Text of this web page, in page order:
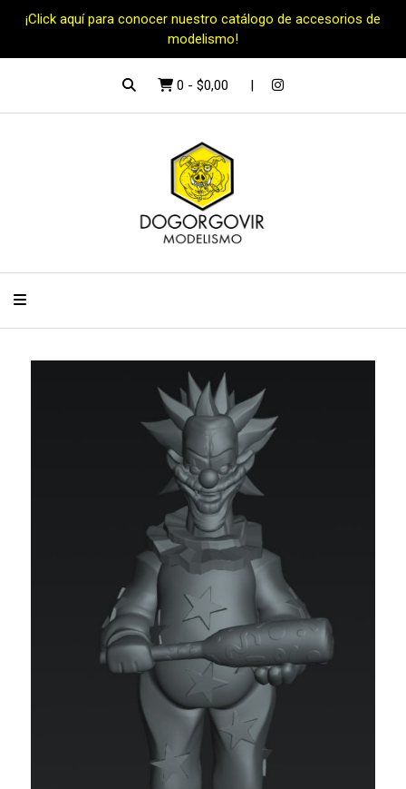
¡Click aquí para conocer nuestro catálogo de accesorios de
modelismo!
0 - $0,00